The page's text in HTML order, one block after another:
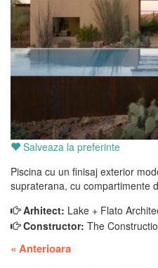
Salveaza la preferinte
Piscina cu un finisaj exterior
supraterana, cu compartimente
Arhitect: Lake + Flato
Constructor: The
« Anterioara